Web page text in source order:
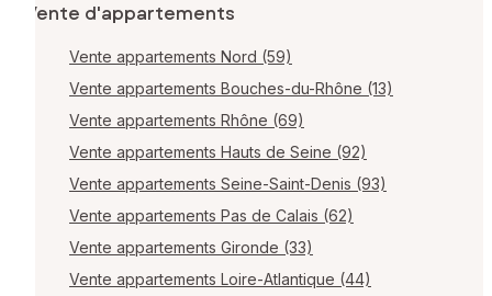
Vente d'appartements
Vente appartements Nord (59)
Vente appartements Bouches-du-Rhône (13)
Vente appartements Rhône (69)
Vente appartements Hauts de Seine (92)
Vente appartements Seine-Saint-Denis (93)
Vente appartements Pas de Calais (62)
Vente appartements Gironde (33)
Vente appartements Loire-Atlantique (44)